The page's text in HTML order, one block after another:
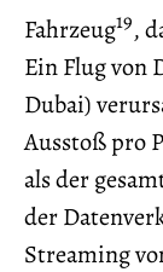
Fahrzeug19,
Ein Flug von
Dubai)
Ausstoß pro
als der
der
Streaming